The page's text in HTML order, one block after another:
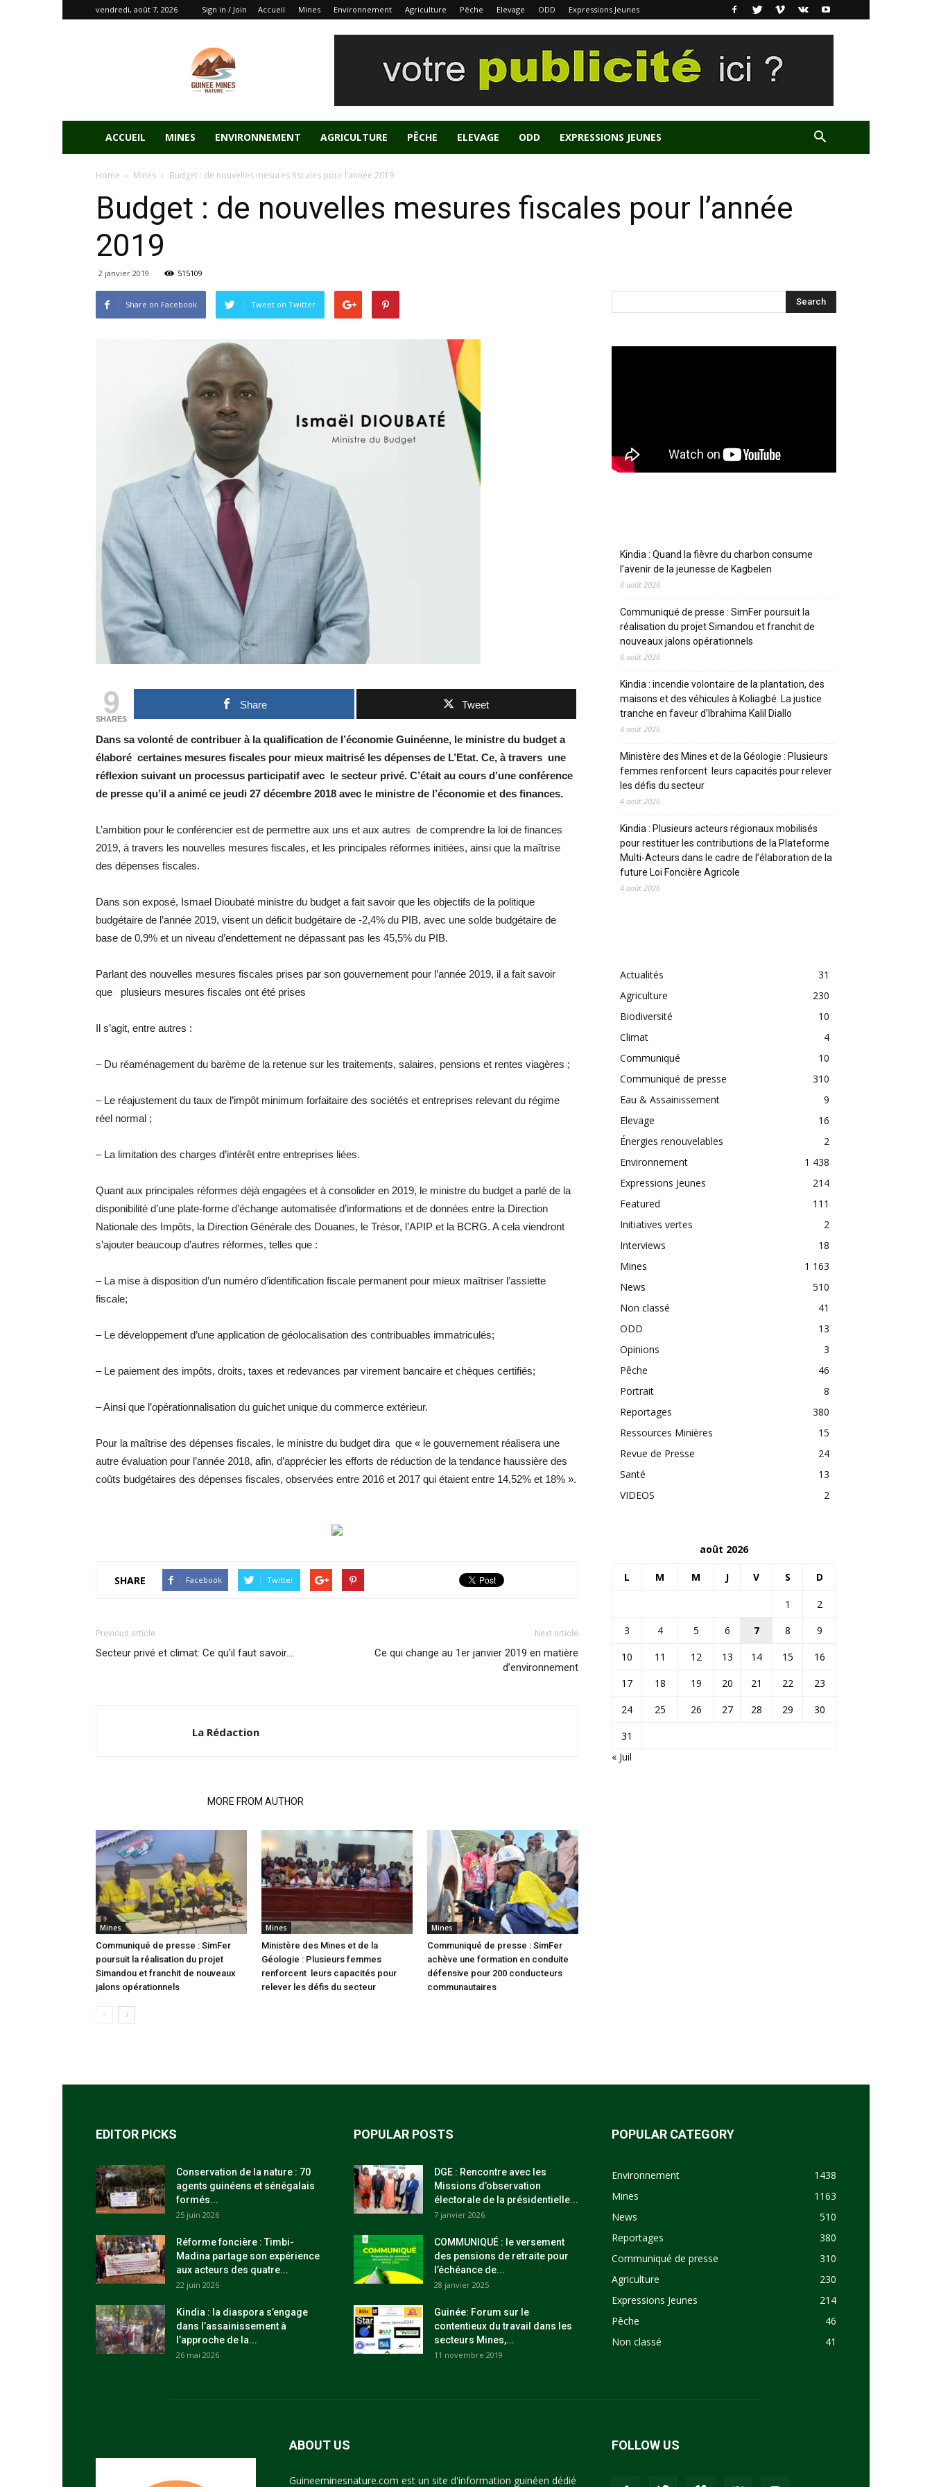
vendredi, août 7, 2026 Sign in / Join Accueil Mines Environnement Agriculture Pêche Elevage ODD Expressions Jeunes
ACCUEIL MINES ENVIRONNEMENT AGRICULTURE PÊCHE ELEVAGE ODD EXPRESSIONS JEUNES
Home Mines Budget : de nouvelles mesures fiscales pour l’année 2019
Budget : de nouvelles mesures fiscales pour l’année
2019
2 janvier 2019 515109
Share on Facebook Tweet on Twitter
9
SHARES
Share Tweet
Dans sa volonté de contribuer à la qualification de l’économie Guinéenne, le ministre du budget a
élaboré certaines mesures fiscales pour mieux maitrisé les dépenses de L’Etat. Ce, à travers une
réflexion suivant un processus participatif avec le secteur privé. C’était au cours d’une conférence
de presse qu’il a animé ce jeudi 27 décembre 2018 avec le ministre de l’économie et des finances.
L’ambition pour le conférencier est de permettre aux uns et aux autres de comprendre la loi de finances
2019, à travers les nouvelles mesures fiscales, et les principales réformes initiées, ainsi que la maîtrise
des dépenses fiscales.
Dans son exposé, Ismael Dioubaté ministre du budget a fait savoir que les objectifs de la politique
budgétaire de l’année 2019, visent un déficit budgétaire de -2,4% du PIB, avec une solde budgétaire de
base de 0,9% et un niveau d’endettement ne dépassant pas les 45,5% du PIB.
Parlant des nouvelles mesures fiscales prises par son gouvernement pour l’année 2019, il a fait savoir
que plusieurs mesures fiscales ont été prises
Il s’agit, entre autres :
– Du réaménagement du barème de la retenue sur les traitements, salaires, pensions et rentes viagères ;
– Le réajustement du taux de l’impôt minimum forfaitaire des sociétés et entreprises relevant du régime
réel normal ;
– La limitation des charges d’intérêt entre entreprises liées.
Quant aux principales réformes déjà engagées et à consolider en 2019, le ministre du budget a parlé de la
disponibilité d’une plate-forme d’échange automatisée d’informations et de données entre la Direction
Nationale des Impôts, la Direction Générale des Douanes, le Trésor, l’APIP et la BCRG. A cela viendront
s’ajouter beaucoup d’autres réformes, telles que :
– La mise à disposition d’un numéro d’identification fiscale permanent pour mieux maîtriser l’assiette
fiscale;
– Le développement d’une application de géolocalisation des contribuables immatriculés;
– Le paiement des impôts, droits, taxes et redevances par virement bancaire et chèques certifiés;
– Ainsi que l’opérationnalisation du guichet unique du commerce extérieur.
Pour la maîtrise des dépenses fiscales, le ministre du budget dira que « le gouvernement réalisera une
autre évaluation pour l’année 2018, afin, d’apprécier les efforts de réduction de la tendance haussière des
coûts budgétaires des dépenses fiscales, observées entre 2016 et 2017 qui étaient entre 14,52% et 18% ».
SHARE Facebook Twitter
Previous article
Secteur privé et climat: Ce qu’il faut savoir….
Next article
Ce qui change au 1er janvier 2019 en matière
d’environnement
La Rédaction
MORE FROM AUTHOR
Mines
Communiqué de presse : SimFer
poursuit la réalisation du projet
Simandou et franchit de nouveaux
jalons opérationnels
Mines
Ministère des Mines et de la
Géologie : Plusieurs femmes
renforcent leurs capacités pour
relever les défis du secteur
Mines
Communiqué de presse : SimFer
achève une formation en conduite
défensive pour 200 conducteurs
communautaires
Kindia : Quand la fièvre du charbon consume
l’avenir de la jeunesse de Kagbelen
6 août 2026
Communiqué de presse : SimFer poursuit la
réalisation du projet Simandou et franchit de
nouveaux jalons opérationnels
6 août 2026
Kindia : incendie volontaire de la plantation, des
maisons et des véhicules à Koliagbé. La justice
tranche en faveur d’Ibrahima Kalil Diallo
4 août 2026
Ministère des Mines et de la Géologie : Plusieurs
femmes renforcent leurs capacités pour relever
les défis du secteur
4 août 2026
Kindia : Plusieurs acteurs régionaux mobilisés
pour restituer les contributions de la Plateforme
Multi-Acteurs dans le cadre de l’élaboration de la
future Loi Foncière Agricole
4 août 2026
Actualités
31
Agriculture
230
Biodiversité
10
Climat
4
Communiqué
10
Communiqué de presse
310
Eau & Assainissement
9
Elevage
16
Énergies renouvelables
2
Environnement
1 438
Expressions Jeunes
214
Featured
111
Initiatives vertes
2
Interviews
18
Mines
1 163
News
510
Non classé
41
ODD
13
Opinions
3
Pêche
46
Portrait
8
Reportages
380
Ressources Minières
15
Revue de Presse
24
Santé
13
VIDEOS
2
août 2026
L M M J V S D
1
2
3
4 5 6 7 8
9
10
11 12 13 14 15
16
17
18 19 20 21 22
23
24
25 26 27 28 29
30
31
« Juil
EDITOR PICKS
Conservation de la nature : 70
agents guinéens et sénégalais
formés...
25 juin 2026
Réforme foncière : Timbi-
Madina partage son expérience
aux acteurs des quatre...
22 juin 2026
Kindia : la diaspora s’engage
dans l’assainissement à
l’approche de la...
26 mai 2026
POPULAR POSTS
DGE : Rencontre avec les
Missions d’observation
électorale de la présidentielle...
7 janvier 2026
COMMUNIQUÉ : le versement
des pensions de retraite pour
l’échéance de...
28 janvier 2025
Guinée: Forum sur le
contentieux du travail dans les
secteurs Mines,...
11 novembre 2019
POPULAR CATEGORY
Environnement
1438
Mines
1163
News
510
Reportages
380
Communiqué de presse
310
Agriculture
230
Expressions Jeunes
214
Pêche
46
Non classé
41
ABOUT US
Guineeminesnature.com est un site d'information guinéen dédié
FOLLOW US